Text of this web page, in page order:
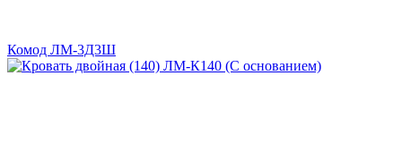
Комод ЛМ-3Д3Ш